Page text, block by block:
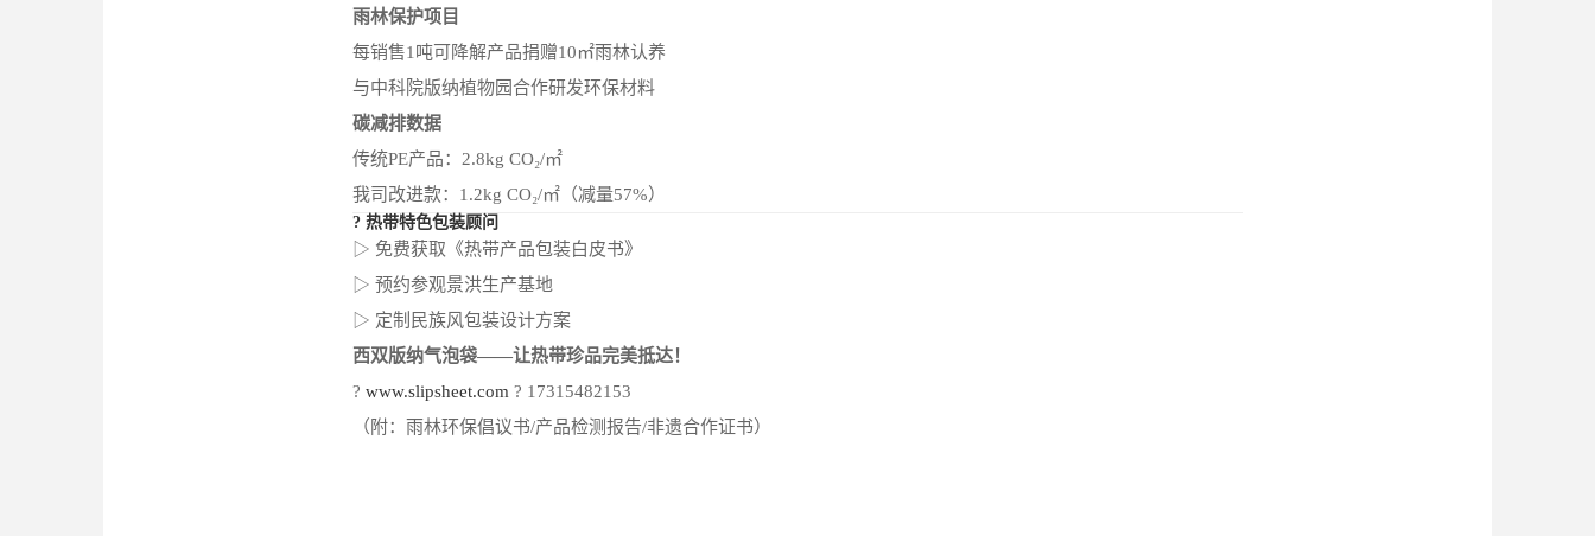
雨林保护项目
每销售1吨可降解产品捐赠10㎡雨林认养
与中科院版纳植物园合作研发环保材料
碳减排数据
传统PE产品：2.8kg CO₂/㎡
我司改进款：1.2kg CO₂/㎡（减量57%）
? 热带特色包装顾问
▷ 免费获取《热带产品包装白皮书》
▷ 预约参观景洪生产基地
▷ 定制民族风包装设计方案
西双版纳气泡袋——让热带珍品完美抵达！
? www.slipsheet.com ? 17315482153
（附：雨林环保倡议书/产品检测报告/非遗合作证书）